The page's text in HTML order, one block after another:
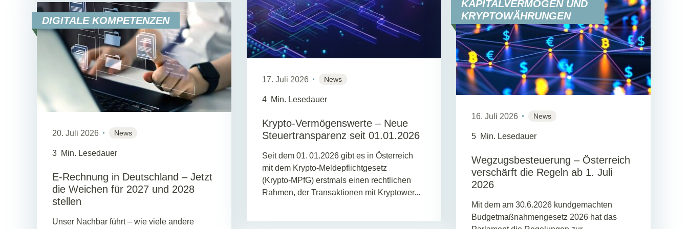
DIGITALE KOMPETENZEN
20. Juli 2026 News
3 Min. Lesedauer
E-Rechnung in Deutschland – Jetzt
die Weichen für 2027 und 2028
stellen
Unser Nachbar führt – wie viele andere
17. Juli 2026 News
4 Min. Lesedauer
Krypto-Vermögenswerte – Neue
Steuertransparenz seit 01.01.2026
Seit dem 01. 01.2026 gibt es in Österreich
mit dem Krypto‑Meldepflichtgesetz
(Krypto‑MPfG) erstmals einen rechtlichen
Rahmen, der Transaktionen mit Kryptower...
KAPITALVERMÖGEN UND
KRYPTOWÄHRUNGEN
16. Juli 2026 News
5 Min. Lesedauer
Wegzugsbesteuerung – Österreich
verschärft die Regeln ab 1. Juli
2026
Mit dem am 30.6.2026 kundgemachten
Budgetmaßnahmengesetz 2026 hat das